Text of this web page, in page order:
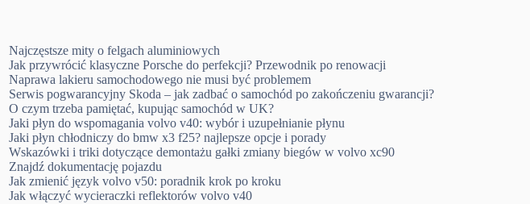
Najczęstsze mity o felgach aluminiowych
Jak przywrócić klasyczne Porsche do perfekcji? Przewodnik po renowacji
Naprawa lakieru samochodowego nie musi być problemem
Serwis pogwarancyjny Skoda – jak zadbać o samochód po zakończeniu gwarancji?
O czym trzeba pamiętać, kupując samochód w UK?
Jaki płyn do wspomagania volvo v40: wybór i uzupełnianie płynu
Jaki płyn chłodniczy do bmw x3 f25? najlepsze opcje i porady
Wskazówki i triki dotyczące demontażu gałki zmiany biegów w volvo xc90
Znajdź dokumentację pojazdu
Jak zmienić język volvo v50: poradnik krok po kroku
Jak włączyć wycieraczki reflektorów volvo v40